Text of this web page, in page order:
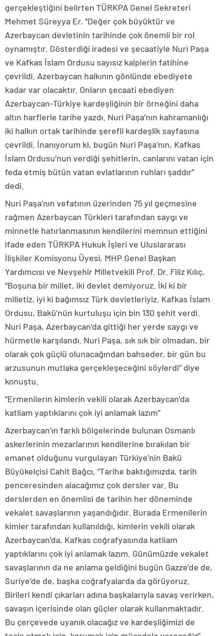
gerçekleştiğini belirten TÜRKPA Genel Sekreteri
Mehmet Süreyya Er, “Değer çok büyüktür ve
Azerbaycan devletinin tarihinde çok önemli bir rol
oynamıştır. Gösterdiği iradesi ve şecaatiyle Nuri Paşa
ve Kafkas İslam Ordusu sayısız kalplerin fatihine
çevrildi. Azerbaycan halkının gönlünde ebediyete
kadar var olacaktır. Onların şecaati ebediyen
Azerbaycan-Türkiye kardeşliğinin bir örneğini daha
altın harflerle tarihe yazdı. Nuri Paşa’nın kahramanlığı
iki halkın ortak tarihinde şerefli kardeşlik sayfasına
çevrildi. İnanıyorum ki, bugün Nuri Paşa’nın, Kafkas
İslam Ordusu’nun verdiği şehitlerin, canlarını vatan için
feda etmiş bütün vatan evlatlarının ruhları şaddır”
dedi.
Nuri Paşa’nın vefatının üzerinden 75 yıl geçmesine
rağmen Azerbaycan Türkleri tarafından saygı ve
minnetle hatırlanmasının kendilerini memnun ettiğini
ifade eden TÜRKPA Hukuk İşleri ve Uluslararası
İlişkiler Komisyonu Üyesi, MHP Genel Başkan
Yardımcısı ve Nevşehir Milletvekili Prof. Dr. Filiz Kılıç,
“Boşuna bir millet, iki devlet demiyoruz. İki ki bir
milletiz, iyi ki bağımsız Türk devletleriyiz. Kafkas İslam
Ordusu, Bakü’nün kurtuluşu için bin 130 şehit verdi.
Nuri Paşa, Azerbaycan’da gittiği her yerde saygı ve
hürmetle karşılandı. Nuri Paşa, sık sık bir olmadan, bir
olarak çok güçlü olunacağından bahseder, bir gün bu
arzusunun mutlaka gerçekleşeceğini söylerdi” diye
konuştu.
“Ermenilerin kimlerin vekili olarak Azerbaycan’da
katliam yaptıklarını çok iyi anlamak lazım”
Azerbaycan’ın farklı bölgelerinde bulunan Osmanlı
askerlerinin mezarlarının kendilerine bırakılan bir
emanet olduğunu vurgulayan Türkiye’nin Bakü
Büyükelçisi Cahit Bağcı, “Tarihe baktığımızda, tarih
penceresinden alacağımız çok dersler var. Bu
derslerden en önemlisi de tarihin her döneminde
vekalet savaşlarının yaşandığıdır. Burada Ermenilerin
kimler tarafından kullanıldığı, kimlerin vekili olarak
Azerbaycan’da, Kafkas coğrafyasında katliam
yaptıklarını çok iyi anlamak lazım. Günümüzde vekalet
savaşlarının da ne anlama geldiğini bugün Gazze’de de,
Suriye’de de, başka coğrafyalarda da görüyoruz.
Birileri kendi çıkarları adına başkalarıyla savaş verirken,
savaşın içerisinde olan güçler olarak kullanmaktadır.
Bu çerçevede uyanık olacağız ve kardeşliğimizi de